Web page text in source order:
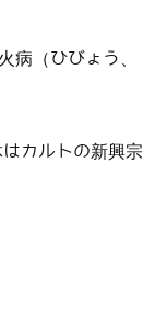
病（ひびょう、
はカルトの新興宗